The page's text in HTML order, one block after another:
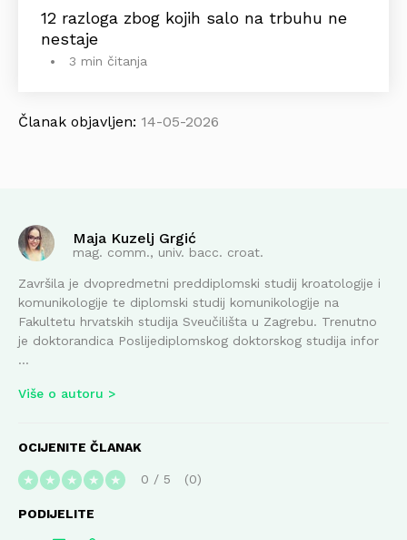
12 razloga zbog kojih salo na trbuhu ne
nestaje
3 min čitanja
Članak objavljen: 14-05-2026
Maja Kuzelj Grgić
mag. comm., univ. bacc. croat.
Završila je dvopredmetni preddiplomski studij kroatologije i
komunikologije te diplomski studij komunikologije na
Fakultetu hrvatskih studija Sveučilišta u Zagrebu. Trenutno
je doktorandica Poslijediplomskog doktorskog studija infor
...
Više o autoru
OCIJENITE ČLANAK
★ ★ ★ ★ ★ 0 / 5 0
PODIJELITE